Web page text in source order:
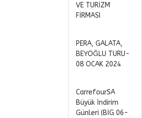
VE TURİZM
FİRMASI
PERA, GALATA,
BEYOĞLU TURU-
08 OCAK 2024
CarrefourSA
Büyük İndirim
Günleri (BİG 06-